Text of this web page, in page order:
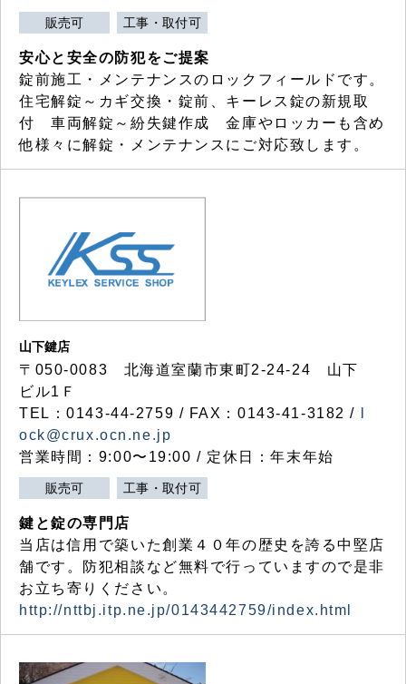
販売可 工事・取付可
安心と安全の防犯をご提案
錠前施工・メンテナンスのロックフィールドです。
住宅解錠～カギ交換・錠前、キーレス錠の新規取
付 車両解錠～紛失鍵作成 金庫やロッカーも含め
他様々に解錠・メンテナンスにご対応致します。
山下鍵店
〒050-0083 北海道室蘭市東町2-24-24 山下
ビル1Ｆ
TEL：0143-44-2759 / FAX：0143-41-3182 /
ock@crux.ocn.ne.jp
営業時間：9:00〜19:00 / 定休日：年末年始
販売可 工事・取付可
鍵と錠の専門店
当店は信用で築いた創業４０年の歴史を誇る中堅店
舗です。防犯相談など無料で行っていますので是非
お立ち寄りください。
http://nttbj.itp.ne.jp/0143442759/index.html